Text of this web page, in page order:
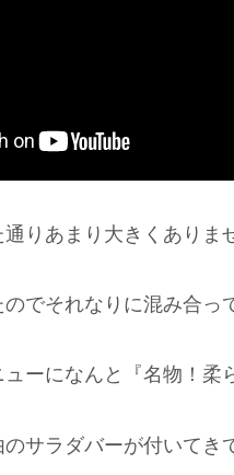
りあまり大きくありま
でそれなりに混み合っ
ーになんと『名物！柔
サラダバーが付いてき